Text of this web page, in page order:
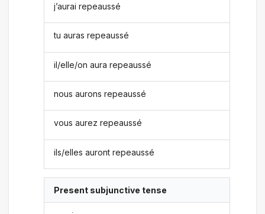
j’aurai repeaussé
tu auras repeaussé
il/elle/on aura repeaussé
nous aurons repeaussé
vous aurez repeaussé
ils/elles auront repeaussé
Present subjunctive tense